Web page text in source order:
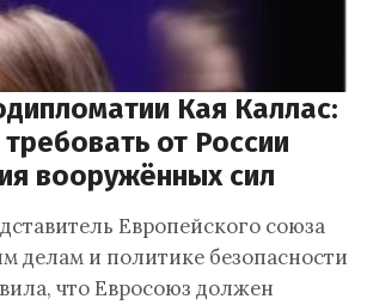
Кая Каллас:
от России
вооружённых сил
Европейского союза
делам и политике безопасности
что Евросоюз должен